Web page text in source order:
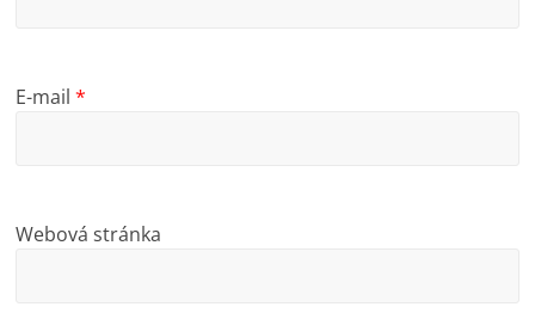
E-mail*
Webová stránka